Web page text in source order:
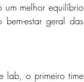
melhor equilíbrio
estar geral das
lab, o primeiro time